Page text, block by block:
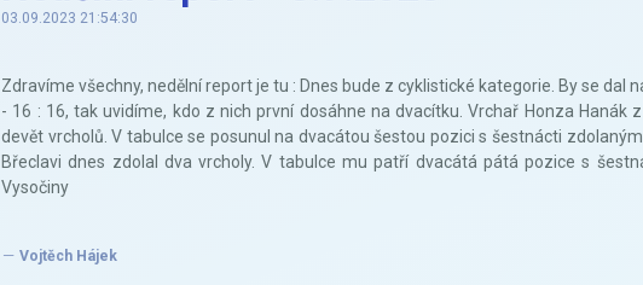
03.09.2023 21:54:30
Zdravíme všechny, nedělní report je tu : Dnes bude z cyklistické kategorie. By se dal
- 16 : 16, tak uvidíme, kdo z nich první dosáhne na dvacítku. Vrchař Honza Hanák
devět vrcholů. V tabulce se posunul na dvacátou šestou pozici s šestnácti
Břeclavi dnes zdolal dva vrcholy. V tabulce mu patří dvacátá pátá pozice s
Vysočiny
Vojtěch Hájek